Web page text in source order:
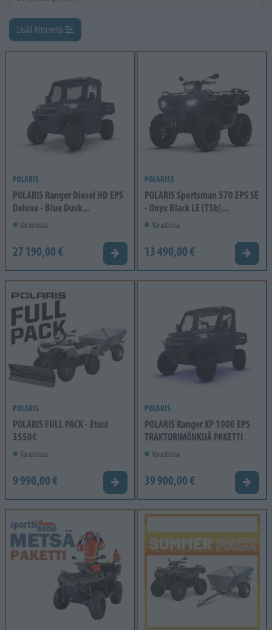
Lisää filttereitä
POLARIS
POLARIS Ranger Diesel HD EPS
Deluxe - Blue Dusk...
Varastossa
27 190,00 € Tarjouspyyntö
POLARISS
POLARIS Sportsman 570 EPS SE
- Onyx Black LE (T3b)...
Varastossa
13 490,00 €
POLARIS
POLARIS FULL PACK - Etusi
3558€
Varastossa
9 990,00 € Tarjouspyyntö
POLARIS
POLARIS Ranger XP 1000 EPS
TRAKTORIMÖNKIJÄ PAKETTI
Varastossa
39 900,00 €